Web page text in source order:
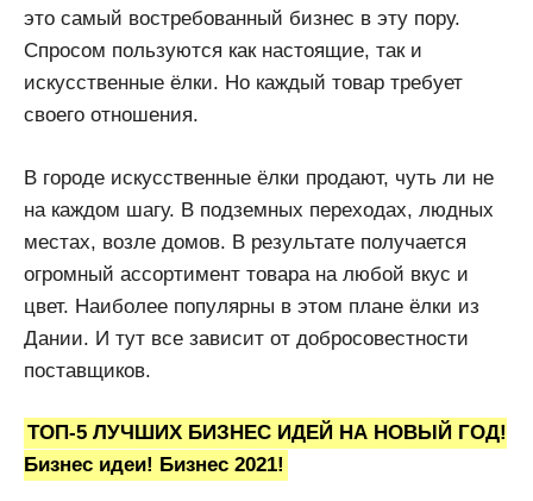
это самый востребованный бизнес в эту пору.
Спросом пользуются как настоящие, так и
искусственные ёлки. Но каждый товар требует
своего отношения.
В городе искусственные ёлки продают, чуть ли не
на каждом шагу. В подземных переходах, людных
местах, возле домов. В результате получается
огромный ассортимент товара на любой вкус и
цвет. Наиболее популярны в этом плане ёлки из
Дании. И тут все зависит от добросовестности
поставщиков.
ТОП-5 ЛУЧШИХ БИЗНЕС ИДЕЙ НА НОВЫЙ ГОД!
Бизнес идеи! Бизнес 2021!